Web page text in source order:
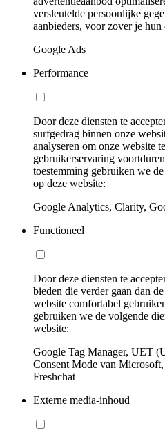
versleutelde persoonlijke
aanbieders, voor zover je
Google Ads
Performance
Door deze diensten te
surfgedrag binnen onze
analyseren om onze website
gebruikerservaring
toestemming gebruiken we
op deze website:
Google Analytics, Clarity,
Functioneel
Door deze diensten te
bieden die verder gaan dan
website comfortabel
gebruiken we de volgende
website:
Google Tag Manager, UET
Consent Mode van
Freshchat
Externe media-inhoud